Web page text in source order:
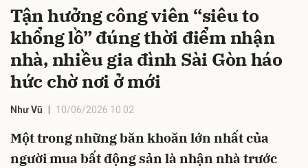
Tận hưởng công viên “siêu to
khổng lồ” đúng thời điểm nhận
nhà, nhiều gia đình Sài Gòn háo
hức chờ nơi ở mới
Như Vũ 10/06/2026 10:02
Một trong những băn khoăn lớn nhất của
người mua bất động sản là nhận nhà trước